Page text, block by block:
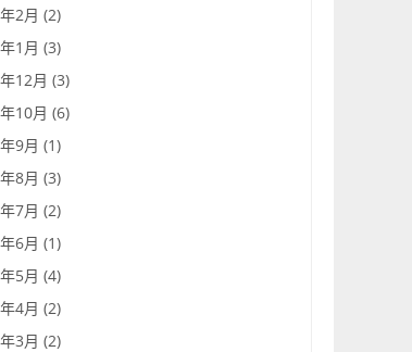
2月 (2)
1月 (3)
12月 (3)
10月 (6)
9月 (1)
8月 (3)
7月 (2)
6月 (1)
5月 (4)
4月 (2)
3月 (2)